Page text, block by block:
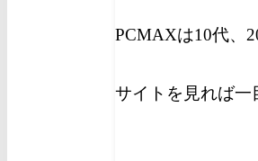
PCMAXは10代、
サイトを見れば一